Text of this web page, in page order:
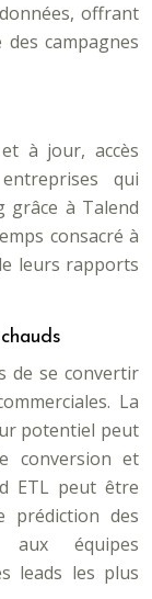
offrant
campagnes
à jour, accès
qui
à Talend
consacré à
leurs rapports
de se convertir
La
potentiel peut
conversion et
ETL peut être
prédiction des
aux équipes
leads les plus